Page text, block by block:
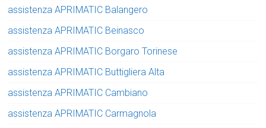
assistenza APRIMATIC Balangero
assistenza APRIMATIC Beinasco
assistenza APRIMATIC Borgaro Torinese
assistenza APRIMATIC Buttigliera Alta
assistenza APRIMATIC Cambiano
assistenza APRIMATIC Carmagnola